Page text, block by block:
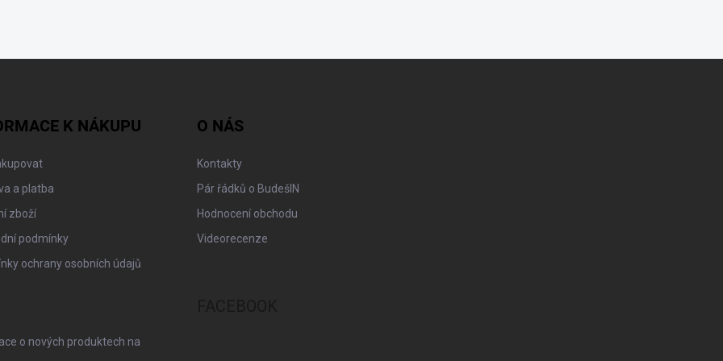
K NÁKUPU
a platba
zboží
podmínky
ochrany osobních údajů
O NÁS
Kontakty
Pár řádků o BudešIN
Hodnocení obchodu
Videorecenze
o nových produktech na